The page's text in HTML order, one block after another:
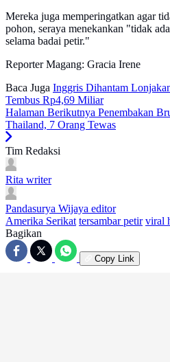
Mereka juga memperingatkan agar
pohon, seraya menekankan "tidak
selama badai petir."
Reporter Magang: Gracia Irene
Baca Juga Inggris Dihantam
Tembus Rp4,69 Miliar
Halaman Berikutnya Penembakan
Thailand, 7 Orang Tewas
Tim Redaksi
Rita writer
Pandasurya Wijaya editor
Amerika Serikat tersambar petir viral
Bagikan
Copy Link